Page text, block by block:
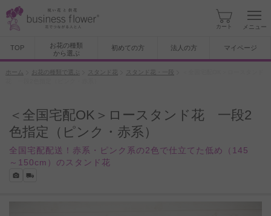
カート メニュー
TOP
お花の種類
から選ぶ
初めての方 法人の方 マイページ
ホーム お花の種類で選ぶ スタンド花 スタンド花・一段
＜全国宅配OK＞ロースタンド花 一段2
色指定（ピンク・赤系）
全国宅配配送！赤系・ピンク系の2色で仕立てた低め（145
～150cm）のスタンド花